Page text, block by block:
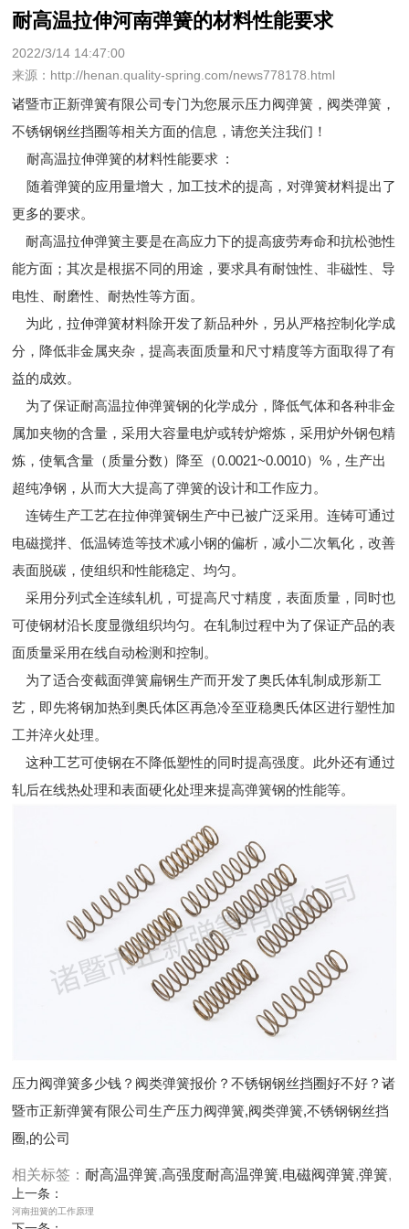
耐高温拉伸河南弹簧的材料性能要求
2022/3/14 14:47:00
来源：http://henan.quality-spring.com/news778178.html
诸暨市正新弹簧有限公司专门为您展示压力阀弹簧 ，阀类弹簧，
不锈钢钢丝挡圈等相关方面的信息，请您关注我们！
耐高温拉伸弹簧的材料性能要求 :
随着弹簧的应用量增大，加工技术的提高，对弹簧材料提出了
更多的要求。
耐高温拉伸弹簧主要是在高应力下的提高疲劳寿命和抗松弛性
能方面；其次是根据不同的用途，要求具有耐蚀性、非磁性、导
电性、耐磨性、耐热性等方面。
为此，拉伸弹簧材料除开发了新品种外，另从严格控制化学成
分，降低非金属夹杂，提高表面质量和尺寸精度等方面取得了有
益的成效。
为了保证耐高温拉伸弹簧钢的化学成分，降低气体和各种非金
属加夹物的含量，采用大容量电炉或转炉熔炼，采用炉外钢包精
炼，使氧含量（质量分数）降至（0.0021~0.0010）%，生产出
超纯净钢，从而大大提高了弹簧的设计和工作应力。
连铸生产工艺在拉伸弹簧钢生产中已被广泛采用。连铸可通过
电磁搅拌、低温铸造等技术减小钢的偏析，减小二次氧化，改善
表面脱碳，使组织和性能稳定、均匀。
采用分列式全连续轧机，可提高尺寸精度，表面质量，同时也
可使钢材沿长度显微组织均匀。在轧制过程中为了保证产品的表
面质量采用在线自动检测和控制。
为了适合变截面弹簧扁钢生产而开发了奥氏体轧制成形新工
艺，即先将钢加热到奥氏体区再急冷至亚稳奥氏体区进行塑性加
工并淬火处理。
这种工艺可使钢在不降低塑性的同时提高强度。此外还有通过
轧后在线热处理和表面硬化处理来提高弹簧钢的性能等。
压力阀弹簧多少钱？阀类弹簧报价？不锈钢钢丝挡圈好不好？诸
暨市正新弹簧有限公司生产压力阀弹簧,阀类弹簧,不锈钢钢丝挡
圈,的公司
相关标签：耐高温弹簧,高强度耐高温弹簧,电磁阀弹簧,弹簧,
上一条：
河南扭簧的工作原理